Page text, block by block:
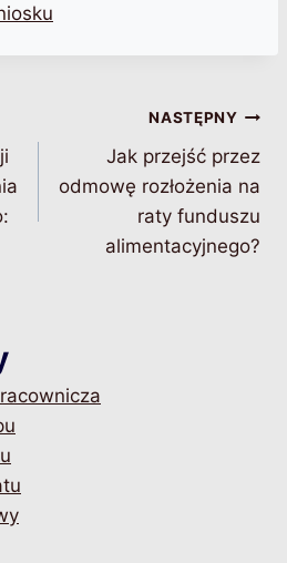
NASTĘPNY
Jak przejść przez
odmowę rozłożenia na
raty funduszu
alimentacyjnego?